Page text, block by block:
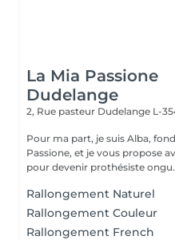
La Mia Passione
Dudelange
2, Rue pasteur Dudelange L-
Pour ma part, je suis Alba,
Passione, et je vous propose avec
pour devenir prothésiste
Rallongement Naturel
Rallongement Couleur
Rallongement French